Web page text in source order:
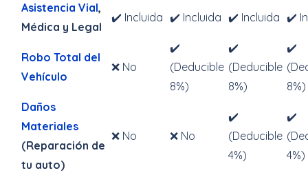
Asistencia Vial,
Médica y Legal
✔️ Incluida ✔️ Incluida ✔️ Incluida ✔️
Robo Total del
Vehículo
❌ No
✔️
(Deducible
8%)
✔️
(Deducible
8%)
✔️
8%)
Daños
Materiales
(Reparación de
tu auto)
❌ No ❌ No
✔️
(Deducible
4%)
✔️
4%)